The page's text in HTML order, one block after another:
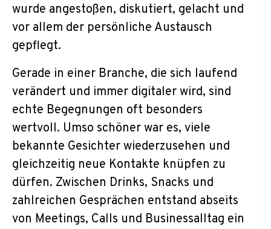
wurde angestoßen, diskutiert, gelacht und
vor allem der persönliche Austausch
gepflegt.
Gerade in einer Branche, die sich laufend
verändert und immer digitaler wird, sind
echte Begegnungen oft besonders
wertvoll. Umso schöner war es, viele
bekannte Gesichter wiederzusehen und
gleichzeitig neue Kontakte knüpfen zu
dürfen. Zwischen Drinks, Snacks und
zahlreichen Gesprächen entstand abseits
von Meetings, Calls und Businessalltag ein